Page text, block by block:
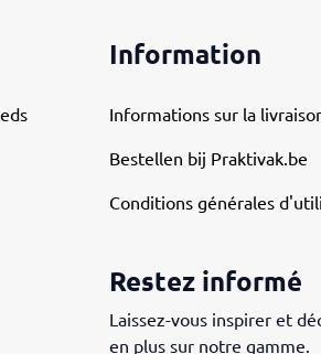
Information
Informations sur la
Bestellen bij Praktivak.be
Conditions générales
Restez informé
Laissez-vous inspirer et
en plus sur notre gamme.